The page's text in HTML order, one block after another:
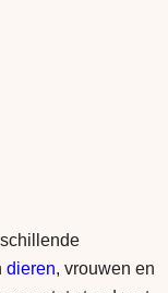
dieren, vrouwen en